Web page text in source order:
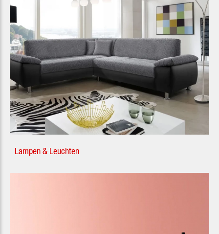
Lampen & Leuchten